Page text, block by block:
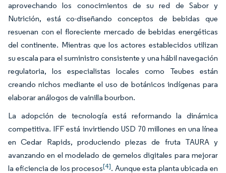
aprovechando los conocimientos de su red de Sabor y
Nutrición, está co-diseñando conceptos de bebidas que
resuenan con el floreciente mercado de bebidas energéticas
del continente. Mientras que los actores establecidos utilizan
su escala para el suministro consistente y una hábil navegación
regulatoria, los especialistas locales como Teubes están
creando nichos mediante el uso de botánicos indígenas para
elaborar análogos de vainilla bourbon.
La adopción de tecnología está reformando la dinámica
competitiva. IFF está invirtiendo USD 70 millones en una línea
en Cedar Rapids, produciendo piezas de fruta TAURA y
avanzando en el modelado de gemelos digitales para mejorar
la eficiencia de los procesos[4]. Aunque esta planta ubicada en